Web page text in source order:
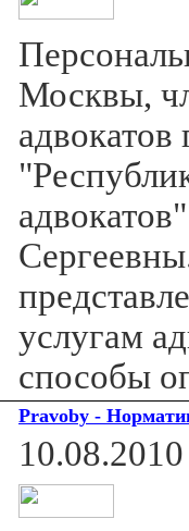
Москвы,
услугам
способы
Pravoby -
10.08.2010